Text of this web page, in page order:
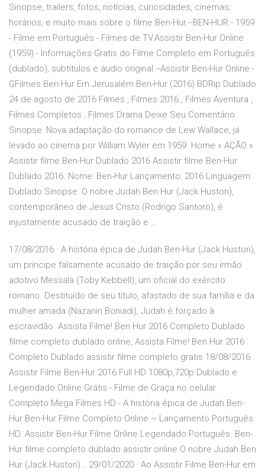
Sinopse, trailers, fotos, notícias, curiosidades, cinemas,
horários, e muito mais sobre o filme Ben-Hur.--BEN-HUR - 1959
- Filme em Português - Filmes de TV.Assistir Ben-Hur Online
(1959) - Informações Gratis do Filme Completo em Português
(dublado), subtítulos e áudio original.--Assistir Ben-Hur Online -
GFilmes.Ben-Hur Em Jerusalém Ben-Hur (2016) BDRip Dublado
24 de agosto de 2016 Filmes , Filmes 2016 , Filmes Aventura ,
Filmes Completos , Filmes Drama Deixe Seu Comentário
Sinopse: Nova adaptação do romance de Lew Wallace, já
levado ao cinema por William Wyler em 1959. Home » AÇÃO »
Assistir filme Ben-Hur Dublado 2016 Assistir filme Ben-Hur
Dublado 2016. Nome: Ben-Hur Lançamento: 2016 Linguagem:
Dublado Sinopse: O nobre Judah Ben Hur (Jack Huston),
contemporâneo de Jesus Cristo (Rodrigo Santoro), é
injustamente acusado de traição e …
17/08/2016 · A história épica de Judah Ben-Hur (Jack Huston),
um príncipe falsamente acusado de traição por seu irmão
adotivo Messala (Toby Kebbell), um oficial do exército
romano. Destituído de seu título, afastado de sua família e da
mulher amada (Nazanin Boniadi), Judah é forçado à
escravidão. Assista Filme! Ben Hur 2016 Completo Dublado
filme completo dublado online, Assista Filme! Ben Hur 2016
Completo Dublado assistir filme completo gratis 18/08/2016 ·
Assistir Filme Ben-Hur 2016 Full HD 1080p,720p Dublado e
Legendado Online Grátis - Filme de Graça no celular
Completo Mega Filmes HD - A história épica de Judah Ben-
Hur Ben-Hur Filme Completo Online ~ Lançamento Português
HD. Assistir Ben-Hur Filme Online Legendado Português. Ben-
Hur filme completo dublado assistir online O nobre Judah Ben
Hur (Jack Huston)… 29/01/2020 · Ao Assistir Filme Ben-Hur em